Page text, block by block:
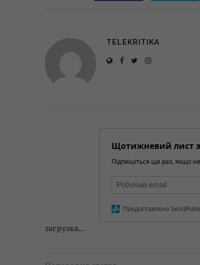
TELEKRITIKA
Щотижневий лист
Підпишіться ще раз, якщо не
Предоставлено
загрузка...